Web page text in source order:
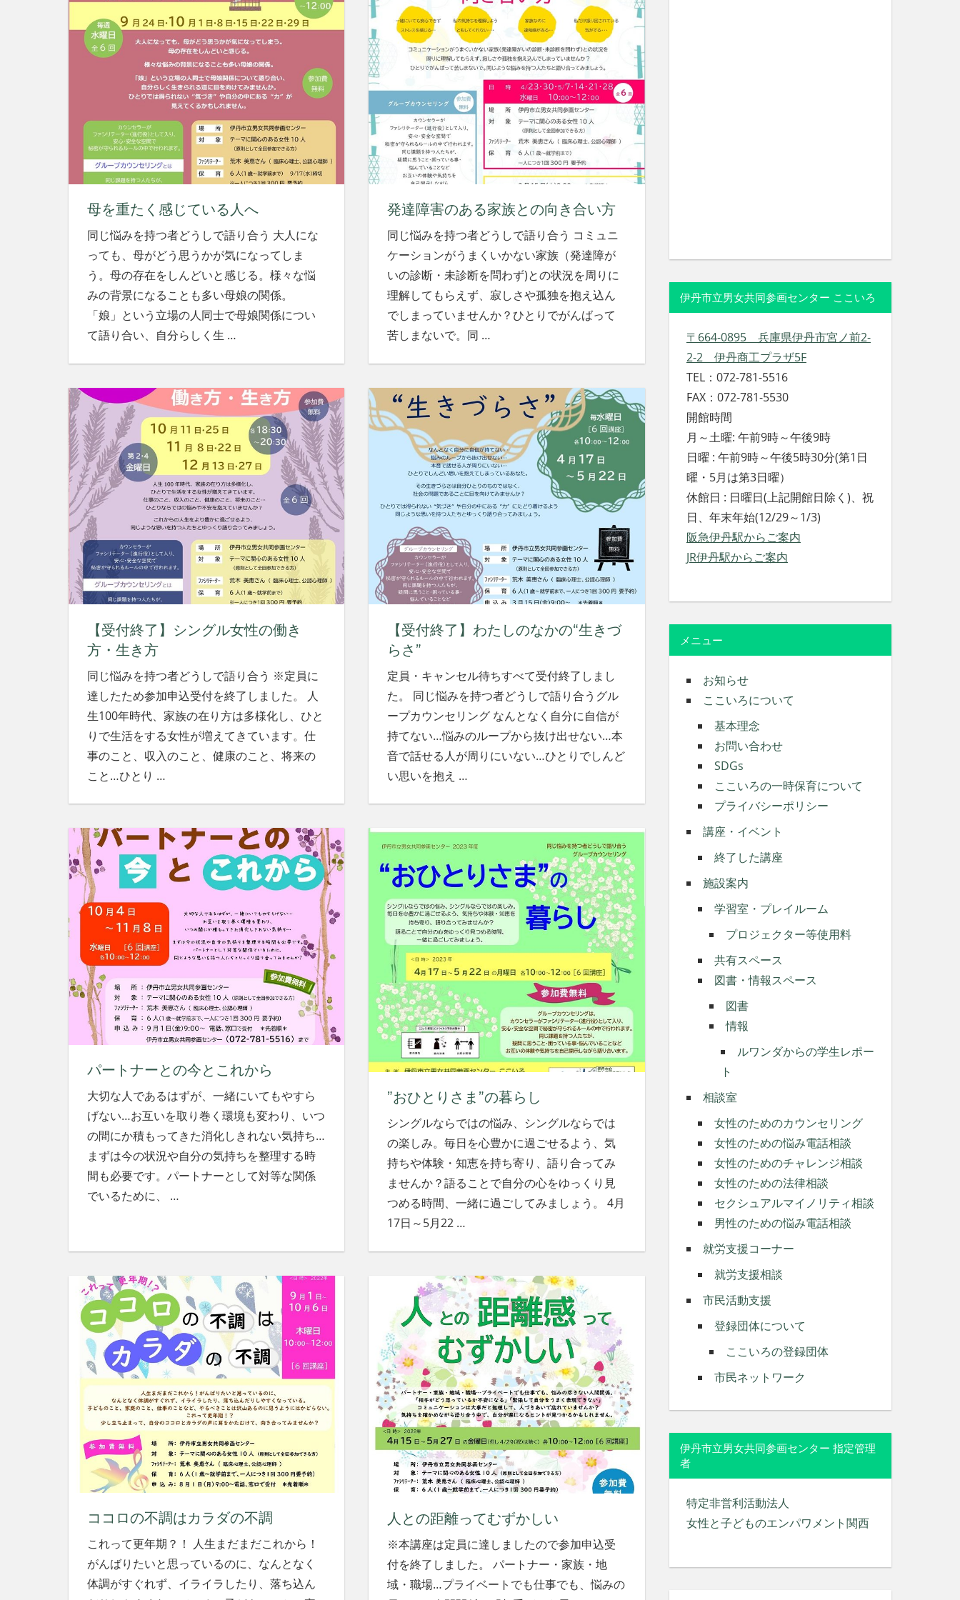
母を重たく感じている人へ
同じ悩みを持つ者どうしで語り合う 大人にな
っても、母がどう思うかが気になってしま
う。母の存在をしんどいと感じる。様々な悩
みの背景になることも多い母娘の関係。
「娘」という立場の人同士で母娘関係につい
て語り合い、自分らしく生 …
発達障害のある家族との向き合い方
同じ悩みを持つ者どうしで語り合う コミュニ
ケーションがうまくいかない家族（発達障が
いの診断・未診断を問わず)との状況を周りに
理解してもらえず、寂しさや孤独を抱え込ん
でしまっていませんか？ひとりでがんばって
苦しまないで。同 …
【受付終了】シングル女性の働き
方・生き方
同じ悩みを持つ者どうしで語り合う ※定員に
達したため参加申込受付を終了しました。 人
生100年時代、家族の在り方は多様化し、ひと
りで生活をする女性が増えてきています。仕
事のこと、収入のこと、健康のこと、将来の
こと…ひとり …
【受付終了】わたしのなかの“生きづ
らさ”
定員・キャンセル待ちすべて受付終了しまし
た。 同じ悩みを持つ者どうしで語り合うグル
ープカウンセリング なんとなく自分に自信が
持てない…悩みのループから抜け出せない…本
音で話せる人が周りにいない…ひとりでしんど
い思いを抱え …
パートナーとの今とこれから
大切な人であるはずが、一緒にいてもやすら
げない…お互いを取り巻く環境も変わり、いつ
の間にか積もってきた消化しきれない気持ち…
まずは今の状況や自分の気持ちを整理する時
間も必要です。パートナーとして対等な関係
でいるために、 …
”おひとりさま”の暮らし
シングルならではの悩み、シングルならでは
の楽しみ。毎日を心豊かに過ごせるよう、気
持ちや体験・知恵を持ち寄り、語り合ってみ
ませんか？語ることで自分の心をゆっくり見
つめる時間、一緒に過ごしてみましょう。 4月
17日～5月22 …
ココロの不調はカラダの不調
これって更年期？！ 人生まだまだこれから！
がんばりたいと思っているのに、なんとなく
体調がすぐれず、イライラしたり、落ち込ん
人との距離ってむずかしい
※本講座は定員に達しましたので参加申込受
付を終了しました。 パートナー・家族・地
域・職場…プライベートでも仕事でも、悩みの
伊丹市立男女共同参画センター ここいろ
〒664-0895 兵庫県伊丹市宮ノ前2-
2-2 伊丹商工プラザ5F
TEL：072-781-5516
FAX：072-781-5530
開館時間
月～土曜: 午前9時～午後9時
日曜 : 午前9時～午後5時30分(第1日
曜・5月は第3日曜）
休館日 : 日曜日(上記開館日除く)、祝
日、年末年始(12/29～1/3)
阪急伊丹駅からご案内
JR伊丹駅からご案内
メニュー
お知らせ
ここいろについて
基本理念
お問い合わせ
SDGs
ここいろの一時保育について
プライバシーポリシー
講座・イベント
終了した講座
施設案内
学習室・プレイルーム
プロジェクター等使用料
共有スペース
図書・情報スペース
図書
情報
ルワンダからの学生レポー
ト
相談室
女性のためのカウンセリング
女性のための悩み電話相談
女性のためのチャレンジ相談
女性のための法律相談
セクシュアルマイノリティ相談
男性のための悩み電話相談
就労支援コーナー
就労支援相談
市民活動支援
登録団体について
ここいろの登録団体
市民ネットワーク
伊丹市立男女共同参画センター 指定管理
者
特定非営利活動法人
女性と子どものエンパワメント関西